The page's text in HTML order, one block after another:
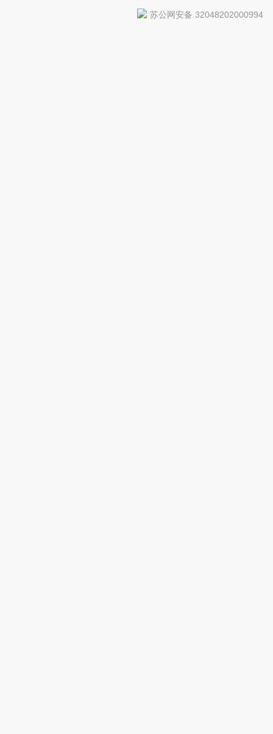
苏公网安备 32048202000994